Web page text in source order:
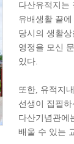
다산유적지는
유배생활 끝
당시의 생활
영정을 모신
있다.
또한, 유적지
선생이 집필
다산기념관에
배울 수 있는